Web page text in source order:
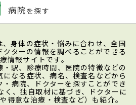
病院を探す
、身体の症状・悩みに合わせ、全国
ターの情報を調べることができる
情報サイトです。
駅、診療時間、医院の特徴などの
なる症状、病名、検査名などから
病院、ドクターを探すことができ
く、独自取材に基づき、ドクターに
得意な治療・検査など）も紹介。